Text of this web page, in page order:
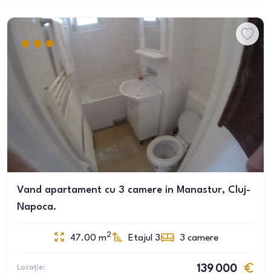
Vand apartament cu 3 camere in Manastur, Cluj-
Napoca.
47.00 m2 Etajul 3 3 camere
Locație:
139 000